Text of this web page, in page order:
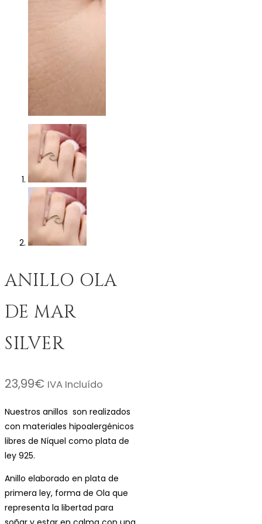
ANILLO OLA
DE MAR
SILVER
23,99€ IVA Incluído
Nuestros anillos son realizados
con materiales hipoalergénicos
libres de Níquel como plata de
ley 925.
Anillo elaborado en plata de
primera ley, forma de Ola que
representa la libertad para